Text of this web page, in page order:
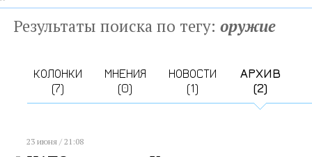
Результаты поиска по тегу: оружие
КОЛОНКИ
(7)
МНЕНИЯ
(0)
НОВОСТИ
(1)
АРХИВ
(2)
23 июня / 21:08